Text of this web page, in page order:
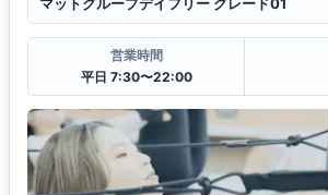
マットグループデイフリー グレード01
営業時間
平日 7:30〜22:00